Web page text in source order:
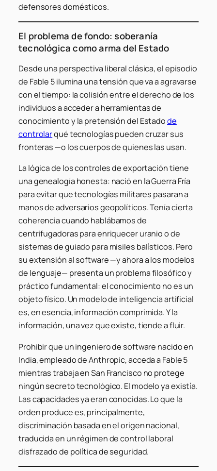
defensores domésticos.
El problema de fondo: soberanía
tecnológica como arma del Estado
Desde una perspectiva liberal clásica, el episodio
de Fable 5 ilumina una tensión que va a agravarse
con el tiempo: la colisión entre el derecho de los
individuos a acceder a herramientas de
conocimiento y la pretensión del Estadode
controlarqué tecnologías pueden cruzar sus
fronteras —o los cuerpos de quienes las usan.
La lógica de los controles de exportación tiene
una genealogía honesta: nació en la Guerra Fría
para evitar que tecnologías militares pasaran a
manos de adversarios geopolíticos. Tenía cierta
coherencia cuando hablábamos de
centrifugadoras para enriquecer uranio o de
sistemas de guiado para misiles balísticos. Pero
su extensión al software —y ahora a los modelos
de lenguaje— presenta un problema filosófico y
práctico fundamental: el conocimiento no es un
objeto físico. Un modelo de inteligencia artificial
es, en esencia, información comprimida. Y la
información, una vez que existe, tiende a fluir.
Prohibir que un ingeniero de software nacido en
India, empleado de Anthropic, acceda a Fable 5
mientras trabaja en San Francisco no protege
ningún secreto tecnológico. El modelo ya existía.
Las capacidades ya eran conocidas. Lo que la
orden produce es, principalmente,
discriminación basada en el origen nacional,
traducida en un régimen de control laboral
disfrazado de política de seguridad.